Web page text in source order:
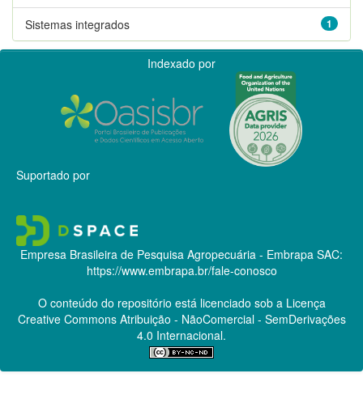
1
Sistemas integrados
Indexado por
Suportado por
Empresa Brasileira de Pesquisa Agropecuária - Embrapa SAC:
https://www.embrapa.br/fale-conosco
O conteúdo do repositório está licenciado sob a Licença
Creative CommonsAtribuição - NãoComercial - SemDerivações
4.0 Internacional.